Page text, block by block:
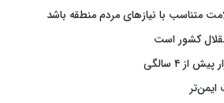
متناسب با نیازهای مردم منطقه باشد
کشور است
از ۴ سالگی
ایمن‌تر